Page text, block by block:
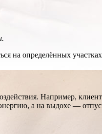
на определённых
Например,
а на выдохе —